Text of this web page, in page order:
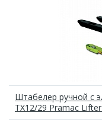
Штабелер ручной с
TX12/29 Pramac